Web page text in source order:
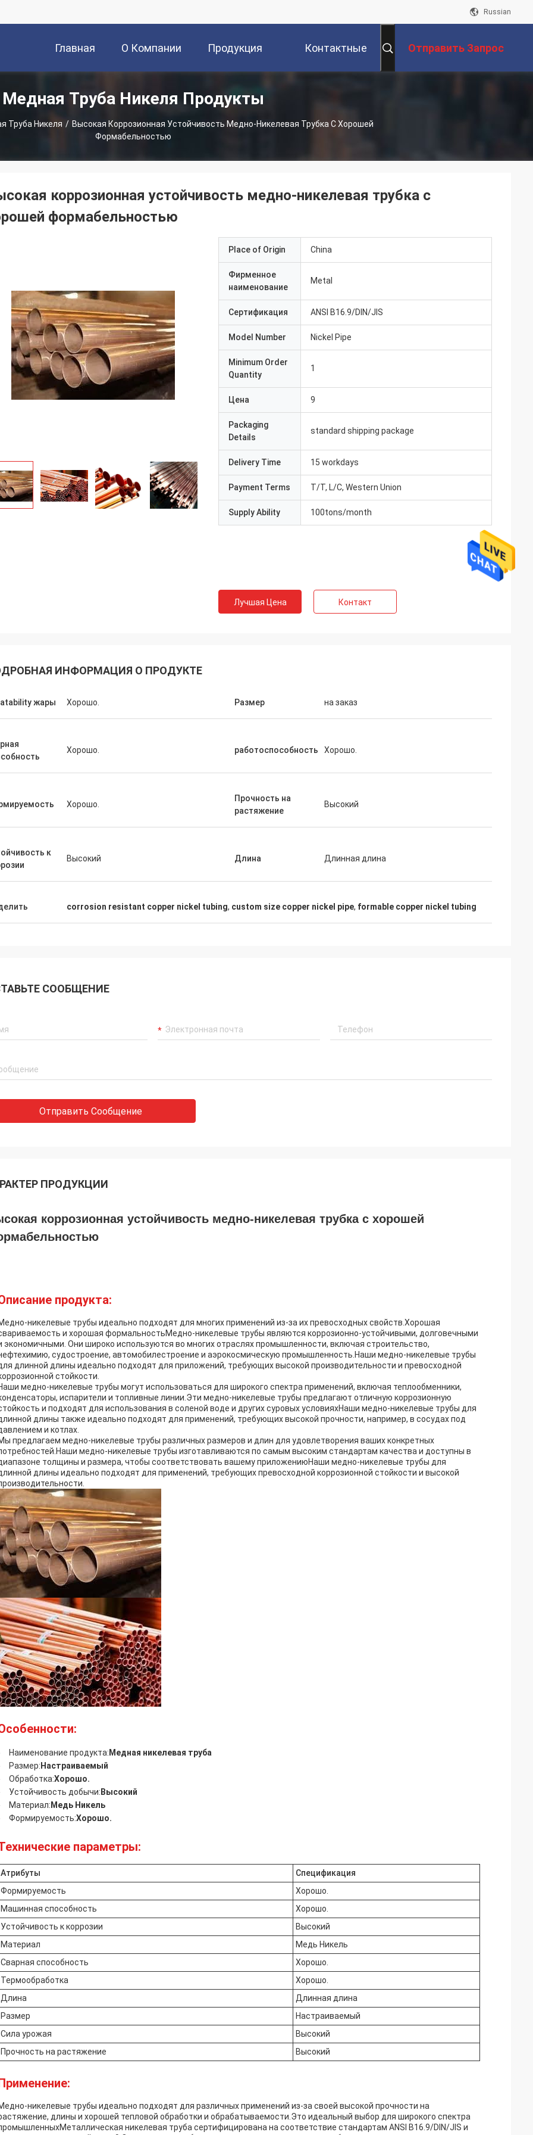
Russian
Главная
Страница
О Компании Продукция Контактные Отправить Запрос
Медная Труба Никеля Продукты
Труба Никеля / Высокая Коррозионная Устойчивость Медно-Никелевая Трубка С Хорошей
Формабельностью
коррозионная устойчивость медно-никелевая трубка с
формабельностью
Place of Origin China
Фирменное
наименование
Metal
Сертификация ANSI B16.9/DIN/JIS
Model Number Nickel Pipe
Minimum Order
Quantity
1
Цена 9
Packaging
Details
standard shipping package
Delivery Time 15 workdays
Payment Terms T/T, L/C, Western Union
Supply Ability 100tons/month
Лучшая Цена Контакт
ИНФОРМАЦИЯ О ПРОДУКТЕ
жары Хорошо. Размер на заказ
Хорошо. работоспособность Хорошо.
Хорошо.
Прочность на
растяжение
Высокий
к
Высокий Длина Длинная длина
corrosion resistant copper nickel tubing, custom size copper nickel pipe, formable copper nickel tubing
СООБЩЕНИЕ
Отправить Сообщение
ПРОДУКЦИИ
коррозионная устойчивость медно-никелевая трубка с хорошей
продукта:
никелевые трубы идеально подходят для многих применений из-за их превосходных свойств.Хорошая
и хорошая формальностьМедно-никелевые трубы являются коррозионно-устойчивыми, долговечными
экономичными. Они широко используются во многих отраслях промышленности, включая строительство,
судостроение, автомобилестроение и аэрокосмическую промышленность.Наши медно-никелевые трубы
длинной длины идеально подходят для приложений, требующих высокой производительности и превосходной
стойкости.
медно-никелевые трубы могут использоваться для широкого спектра применений, включая теплообменники,
испарители и топливные линии.Эти медно-никелевые трубы предлагают отличную коррозионную
и подходят для использования в соленой воде и других суровых условияхНаши медно-никелевые трубы для
длины также идеально подходят для применений, требующих высокой прочности, например, в сосудах под
и котлах.
предлагаем медно-никелевые трубы различных размеров и длин для удовлетворения ваших конкретных
медно-никелевые трубы изготавливаются по самым высоким стандартам качества и доступны в
толщины и размера, чтобы соответствовать вашему приложениюНаши медно-никелевые трубы для
длины идеально подходят для применений, требующих превосходной коррозионной стойкости и высокой
Наименование продукта: Медная никелевая труба
Размер: Настраиваемый
Обработка:Хорошо.
Устойчивость добычи: Высокий
Материал: Медь Никель
Формируемость:Хорошо.
параметры:
Атрибуты
Спецификация
Формируемость
Хорошо.
Машинная способность
Хорошо.
Устойчивость к коррозии
Высокий
Материал
Медь Никель
Сварная способность
Хорошо.
Термообработка
Хорошо.
Длина
Длинная длина
Размер
Настраиваемый
Сила урожая
Высокий
Прочность на растяжение
Высокий
никелевые трубы идеально подходят для различных применений из-за своей высокой прочности на
длины и хорошей тепловой обработки и обрабатываемости.Это идеальный выбор для широкого спектра
никелевая труба сертифицирована на соответствие стандартам ANSI B16.9/DIN/JIS и